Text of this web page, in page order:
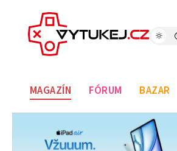
MAGAZÍN FÓRUM BAZAR